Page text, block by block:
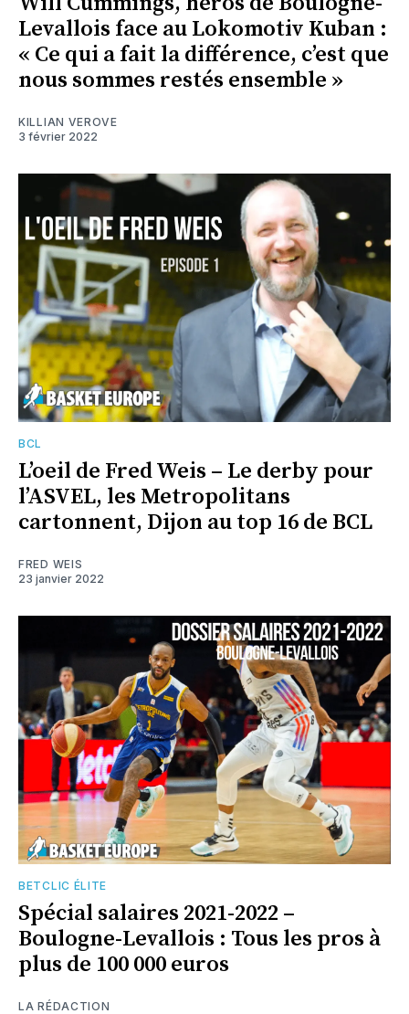
Levallois face au Lokomotiv Kuban :
« Ce qui a fait la différence, c’est que
nous sommes restés ensemble »
KILLIAN VEROVE
3 février 2022
BCL
L’oeil de Fred Weis – Le derby pour
l’ASVEL, les Metropolitans
cartonnent, Dijon au top 16 de BCL
FRED WEIS
23 janvier 2022
BETCLIC ÉLITE
Spécial salaires 2021-2022 –
Boulogne-Levallois : Tous les pros à
plus de 100 000 euros
LA RÉDACTION